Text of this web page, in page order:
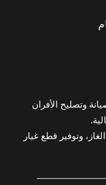
وتصليح الأفران
وتوفير قطع غيار